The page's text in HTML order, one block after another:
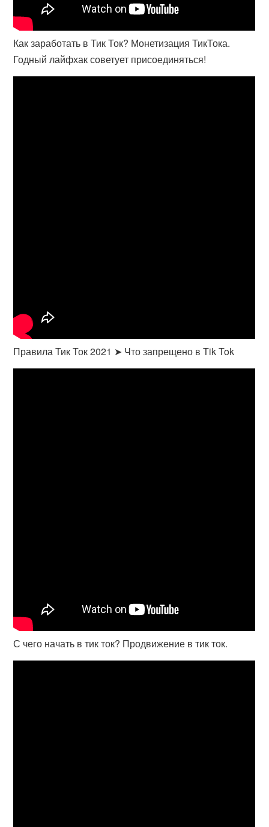
Как заработать в Тик Ток? Монетизация ТикТока.
Годный лайфхак советует присоединяться!
Правила Тик Ток 2021 ➤ Что запрещено в Tik Tok
С чего начать в тик ток? Продвижение в тик ток.